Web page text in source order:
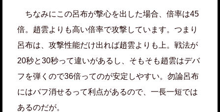
ちなみにこの呂布が撃心を出した場合、倍率は45
倍。趙雲よりも高い倍率で攻撃しています。つまり
呂布は、攻撃性能だけ出れば趙雲よりも上。戦法が
20秒と30秒って違いがあるし、そもそも趙雲はデバ
フを弾くので36倍ってのが安定しやすい。勿論呂布
にはバフ消せるって利点があるので、一長一短では
あるのだが。